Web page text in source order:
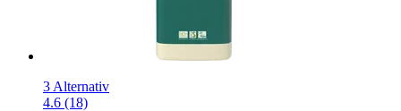
3 Alternativ
4.6 (18)